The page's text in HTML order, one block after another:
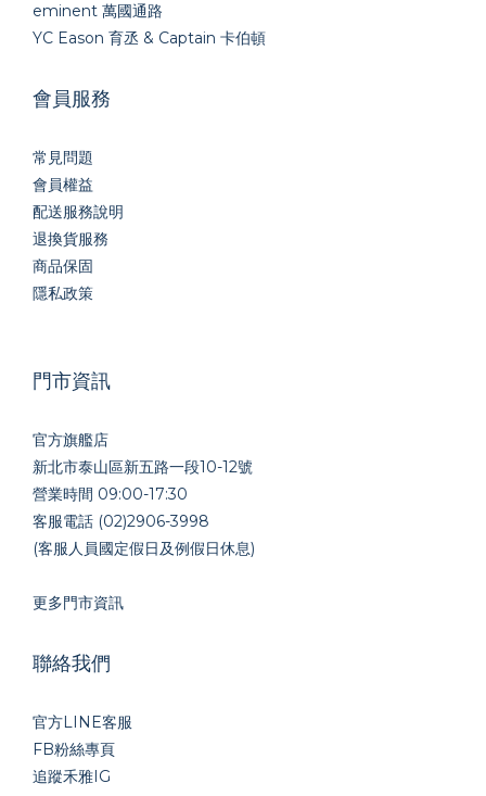
eminent 萬國通路
YC Eason 育丞 & Captain 卡伯頓
會員服務
常見問題
會員權益
配送服務說明
退換貨服務
商品保固
隱私政策
門市資訊
官方旗艦店
新北市泰山區新五路一段10-12號
營業時間 09:00-17:30
客服電話 (02)2906-3998
(客服人員國定假日及例假日休息)
更多門市資訊
聯絡我們
官方LINE客服
FB粉絲專頁
追蹤禾雅IG